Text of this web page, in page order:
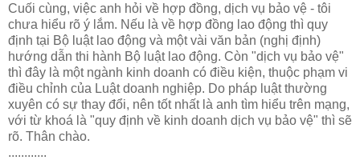
Cuối cùng, việc anh hỏi về hợp đồng, dịch vụ bảo vệ - tôi
chưa hiểu rõ ý lắm. Nếu là về hợp đồng lao động thì quy
định tại Bộ luật lao động và một vài văn bản (nghị định)
hướng dẫn thi hành Bộ luật lao động. Còn "dịch vụ bảo vệ"
thì đây là một ngành kinh doanh có điều kiện, thuộc phạm vi
điều chỉnh của Luật doanh nghiệp. Do pháp luật thường
xuyên có sự thay đổi, nên tốt nhất là anh tìm hiểu trên mạng,
với từ khoá là "quy định về kinh doanh dịch vụ bảo vệ" thì sẽ
rõ. Thân chào.
............